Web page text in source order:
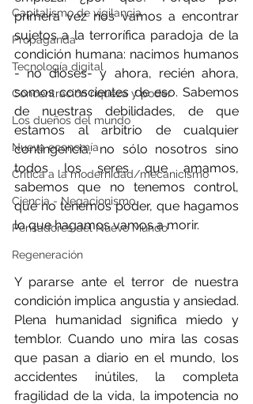
Capitalismo de vigilancia
Propaganda
Tecnología digital
Concentración riqueza y poder
Los dueños del mundo
Nueva economía
Crítica a la modernidad/mecanicismo
Ciencia - Negacionismo
Pensadores del Nuevo Mundo
Regeneración
primera vez nos vamos a encontrar
sujetos a la terrorífica paradoja de la
condición humana: nacimos humanos
- no dioses- y ahora, recién ahora,
somos conscientes de eso. Sabemos
de nuestras debilidades, de que
estamos al arbitrio de cualquier
contingencia, no sólo nosotros sino
todos los seres que amamos,
sabemos que no tenemos control,
que no tenemos poder, que hagamos
lo que hagamos vamos a morir.
Y pararse ante el terror de nuestra
condición implica angustia y ansiedad.
Plena humanidad significa miedo y
temblor. Cuando uno mira las cosas
que pasan a diario en el mundo, los
accidentes inútiles, la completa
fragilidad de la vida, la impotencia no